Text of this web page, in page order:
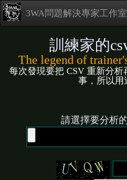
3WA問題解決專家工作室
訓練家的
The legend of
每次發現要把 CSV 重新分析
事，所以用
請選擇要分析